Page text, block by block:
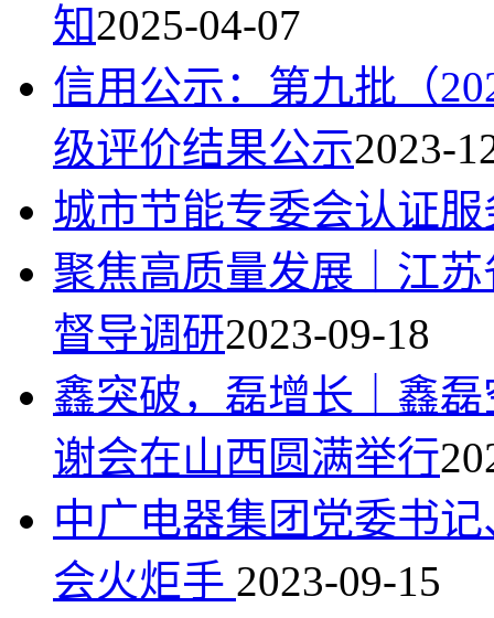
知2025-04-07
信用公示：第九批（
级评价结果公示2023-
城市节能专委会认证
聚焦高质量发展｜江
督导调研2023-09-18
鑫突破，磊增长｜鑫
谢会在山西圆满举行
中广电器集团党委书
会火炬手 2023-09-15